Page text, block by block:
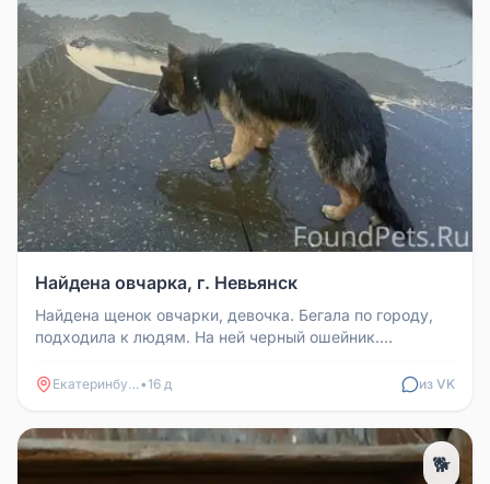
Найдена овчарка, г. Невьянск
Найдена щенок овчарки, девочка. Бегала по городу,
подходила к людям. На ней черный ошейник.
Екатеринбург •16 д из VK
🐕